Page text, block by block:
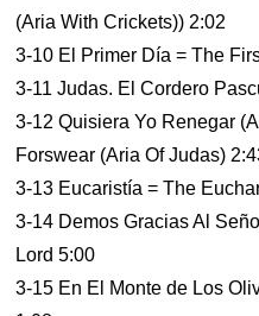
(Aria With Crickets)) 2:02
3-10 El Primer Día = The
3-11 Judas. El Cordero
3-12 Quisiera Yo Renegar
Forswear (Aria Of Judas)
3-13 Eucaristía = The
3-14 Demos Gracias Al
Lord 5:00
3-15 En El Monte de Los